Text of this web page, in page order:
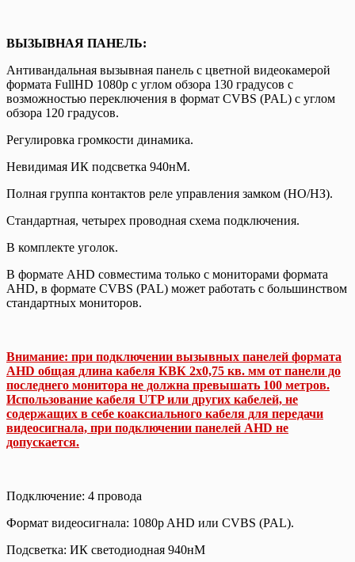
ВЫЗЫВНАЯ ПАНЕЛЬ:
Антивандальная вызывная панель с цветной видеокамерой
формата FullHD 1080p с углом обзора 130 градусов с
возможностью переключения в формат CVBS (PAL) с углом
обзора 120 градусов.
Регулировка громкости динамика.
Невидимая ИК подсветка 940нМ.
Полная группа контактов реле управления замком (НО/НЗ).
Стандартная, четырех проводная схема подключения.
В комплекте уголок.
В формате AHD совместима только с мониторами формата
AHD, в формате CVBS (PAL) может работать с большинством
стандартных мониторов.
Внимание: при подключении вызывных панелей формата
AHD общая длина кабеля КВК 2х0,75 кв. мм от панели до
последнего монитора не должна превышать 100 метров.
Использование кабеля UTP или других кабелей, не
содержащих в себе коаксиального кабеля для передачи
видеосигнала, при подключении панелей AHD не
допускается.
Подключение: 4 провода
Формат видеосигнала: 1080p AHD или CVBS (PAL).
Подсветка: ИК светодиодная 940нМ